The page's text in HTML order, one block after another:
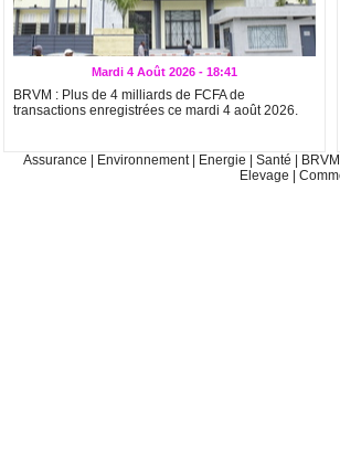
Mardi 4 Août 2026 - 18:41
BRVM : Plus de 4 milliards de FCFA de
transactions enregistrées ce mardi 4 août 2026.
Assurance Environnement Energie Santé BRVM
Elevage